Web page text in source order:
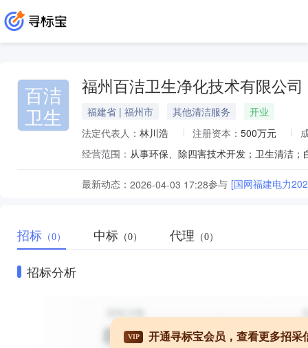
百洁
卫生
福州百洁卫生净化技术有限公司
福建省 | 福州市 其他清洁服务
开业
法定代表人： 林川浩 注册资本： 500万元
经营范围：
最新动态： 2026-04-03 17:28参与 [国网福建电力
招标 （0） 中标 （0） 代理 （0）
招标分析
VIP 开通寻标宝会员，查看更多招采